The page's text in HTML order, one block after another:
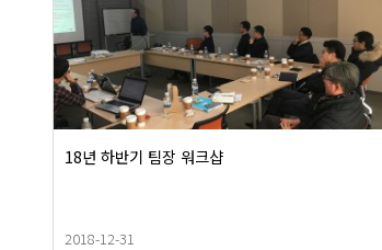
18년 하반기 팀장 워크샵
2018-12-31